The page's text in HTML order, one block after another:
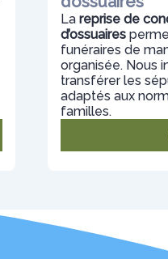
La reprise de
d’ossuaires
funéraires de
organisée. Nous
transférer les
adaptés aux
familles.